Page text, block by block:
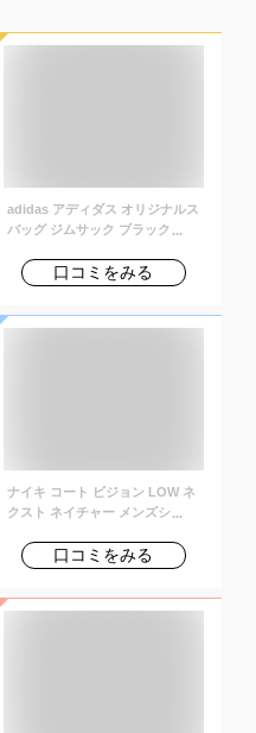
adidas アディダス オリジナルス
バッグ ジムサック ブラック ナッ
口コミをみる
ナイキ コート ビジョン LOW ネ
クスト ネイチャー メンズシュー
カー ローカット ライフスタイル
カジュアル 親子コーデ 通勤 通学
33cm dh2987-002 【Black_c】
口コミをみる